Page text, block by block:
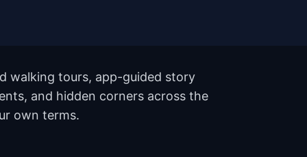
walking tours, app-guided story
and hidden corners across the
own terms.